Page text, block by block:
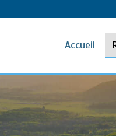
Accueil